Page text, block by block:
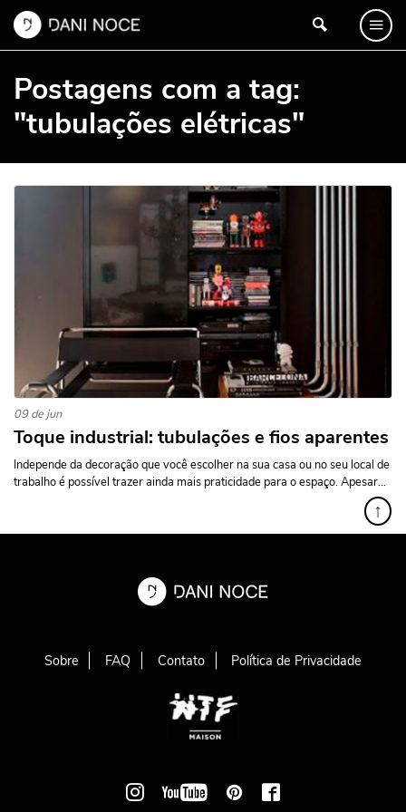
Postagens com a tag:
"tubulações elétricas"
09 de jun
Toque industrial: tubulações e fios aparentes
Independe da decoração que você escolher na sua casa ou no seu local de
trabalho é possível trazer ainda mais praticidade para o espaço. Apesar...
↑
Sobre FAQ Contato Política de Privacidade